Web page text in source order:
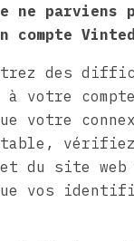
parviens
compte
des
à votre
votre
du site
vos